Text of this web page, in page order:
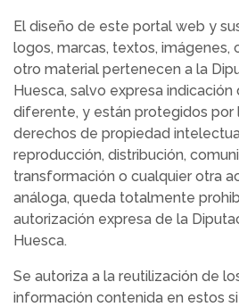
El diseño de este portal web y
logos, marcas, textos, imágenes,
otro material pertenecen a la
Huesca, salvo expresa indicación
diferente, y están protegidos por
derechos de propiedad
reproducción, distribución,
transformación o cualquier otra
análoga, queda totalmente
autorización expresa de la
Huesca.
Se autoriza a la reutilización de
información contenida en estos